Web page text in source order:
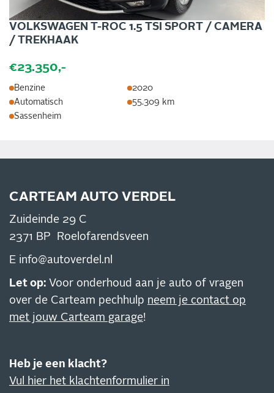
VOLKSWAGEN T-ROC 1.5 TSI SPORT / CAMERA
/ TREKHAAK
€23.350,-
Benzine
2020
Automatisch
55.309 km
Sassenheim
CARTEAM AUTO VERDEL
Zuideinde 29 C
2371 BP Roelofarendsveen
E info@autoverdel.nl
Let op: Voor onderhoud aan je auto of vragen
over de Carteam pechhulp neem je contact op
met jouw Carteam garage!
Heb je een klacht?
Vul hier het klachtenformulier in